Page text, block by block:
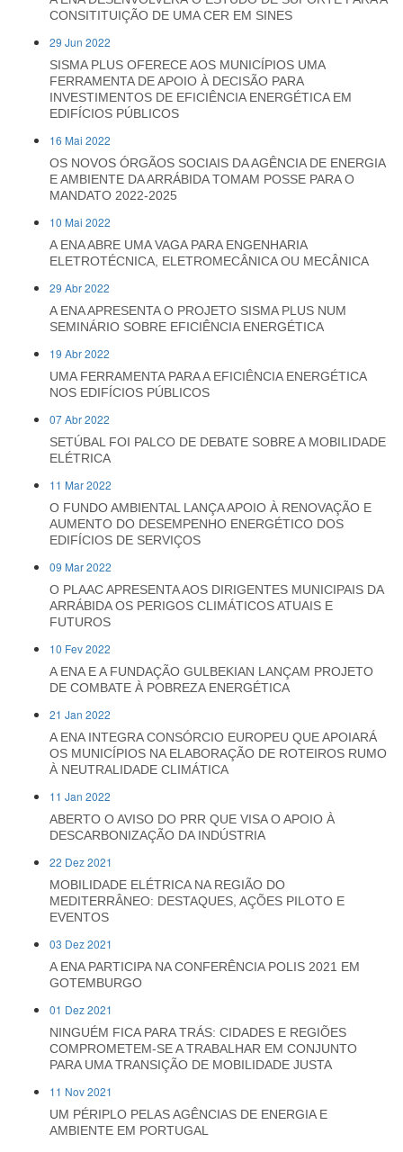
CONSITITUIÇÃO DE UMA CER EM SINES
29 Jun 2022
SISMA PLUS OFERECE AOS MUNICÍPIOS UMA
FERRAMENTA DE APOIO À DECISÃO PARA
INVESTIMENTOS DE EFICIÊNCIA ENERGÉTICA EM
EDIFÍCIOS PÚBLICOS
16 Mai 2022
OS NOVOS ÓRGÃOS SOCIAIS DA AGÊNCIA DE ENERGIA
E AMBIENTE DA ARRÁBIDA TOMAM POSSE PARA O
MANDATO 2022-2025
10 Mai 2022
A ENA ABRE UMA VAGA PARA ENGENHARIA
ELETROTÉCNICA, ELETROMECÂNICA OU MECÂNICA
29 Abr 2022
A ENA APRESENTA O PROJETO SISMA PLUS NUM
SEMINÁRIO SOBRE EFICIÊNCIA ENERGÉTICA
19 Abr 2022
UMA FERRAMENTA PARA A EFICIÊNCIA ENERGÉTICA
NOS EDIFÍCIOS PÚBLICOS
07 Abr 2022
SETÚBAL FOI PALCO DE DEBATE SOBRE A MOBILIDADE
ELÉTRICA
11 Mar 2022
O FUNDO AMBIENTAL LANÇA APOIO À RENOVAÇÃO E
AUMENTO DO DESEMPENHO ENERGÉTICO DOS
EDIFÍCIOS DE SERVIÇOS
09 Mar 2022
O PLAAC APRESENTA AOS DIRIGENTES MUNICIPAIS DA
ARRÁBIDA OS PERIGOS CLIMÁTICOS ATUAIS E
FUTUROS
10 Fev 2022
A ENA E A FUNDAÇÃO GULBEKIAN LANÇAM PROJETO
DE COMBATE À POBREZA ENERGÉTICA
21 Jan 2022
A ENA INTEGRA CONSÓRCIO EUROPEU QUE APOIARÁ
OS MUNICÍPIOS NA ELABORAÇÃO DE ROTEIROS RUMO
À NEUTRALIDADE CLIMÁTICA
11 Jan 2022
ABERTO O AVISO DO PRR QUE VISA O APOIO À
DESCARBONIZAÇÃO DA INDÚSTRIA
22 Dez 2021
MOBILIDADE ELÉTRICA NA REGIÃO DO
MEDITERRÂNEO: DESTAQUES, AÇÕES PILOTO E
EVENTOS
03 Dez 2021
A ENA PARTICIPA NA CONFERÊNCIA POLIS 2021 EM
GOTEMBURGO
01 Dez 2021
NINGUÉM FICA PARA TRÁS: CIDADES E REGIÕES
COMPROMETEM-SE A TRABALHAR EM CONJUNTO
PARA UMA TRANSIÇÃO DE MOBILIDADE JUSTA
11 Nov 2021
UM PÉRIPLO PELAS AGÊNCIAS DE ENERGIA E
AMBIENTE EM PORTUGAL